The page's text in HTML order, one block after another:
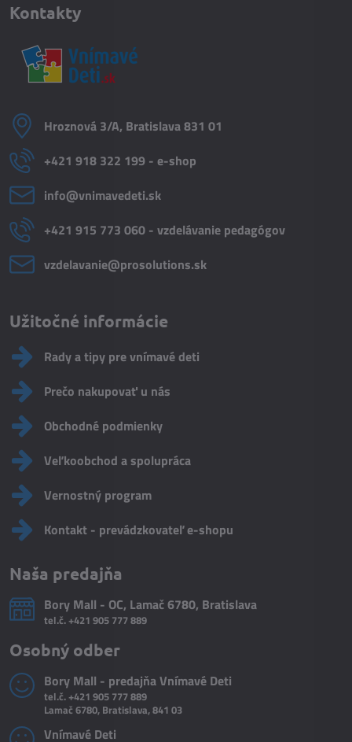
Kontakty
Hroznová 3/A, Bratislava 831 01
+421 918 322 199 - e-shop
info​@vnimavedeti​.sk
+421 915 773 060 - vzdelávanie pedagógov
vzdelavanie​@prosolutions​.sk
Užitočné informácie
Rady a tipy pre vnímavé deti
Prečo nakupovať u nás
Obchodné podmienky
Veľkoobchod a spolupráca
Vernostný program
Kontakt - prevádzkovateľ e-shopu
Naša predajňa
Bory Mall - OC, Lamač 6780, Bratislava
tel.č.+421 905 777 889
Osobný odber
Bory Mall - predajňa Vnímavé Deti
tel.č.+421 905 777 889
Lamač 6780, Bratislava, 841 03
Vnímavé Deti